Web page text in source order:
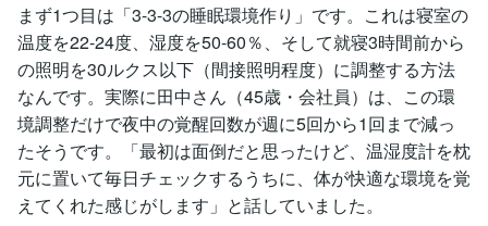
まず1つ目は「3-3-3の睡眠環境作り」です。これは寝室の
温度を22-24度、湿度を50-60％、そして就寝3時間前から
の照明を30ルクス以下（間接照明程度）に調整する方法
なんです。実際に田中さん（45歳・会社員）は、この環
境調整だけで夜中の覚醒回数が週に5回から1回まで減っ
たそうです。「最初は面倒だと思ったけど、温湿度計を枕
元に置いて毎日チェックするうちに、体が快適な環境を覚
えてくれた感じがします」と話していました。